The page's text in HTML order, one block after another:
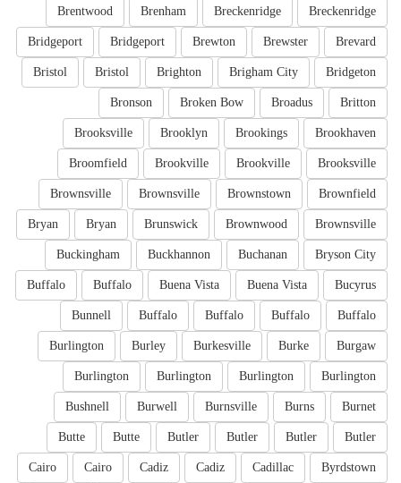
Breckenridge
Breckenridge
Brenham
Brentwood
Brevard
Brewster
Brewton
Bridgeport
Bridgeport
Bridgeton
Brigham City
Brighton
Bristol
Bristol
Britton
Broadus
Broken Bow
Bronson
Brookhaven
Brookings
Brooklyn
Brooksville
Brooksville
Brookville
Brookville
Broomfield
Brownfield
Brownstown
Brownsville
Brownsville
Brownsville
Brownwood
Brunswick
Bryan
Bryan
Bryson City
Buchanan
Buckhannon
Buckingham
Bucyrus
Buena Vista
Buena Vista
Buffalo
Buffalo
Buffalo
Buffalo
Buffalo
Buffalo
Bunnell
Burgaw
Burke
Burkesville
Burley
Burlington
Burlington
Burlington
Burlington
Burlington
Burnet
Burns
Burnsville
Burwell
Bushnell
Butler
Butler
Butler
Butler
Butte
Butte
Byrdstown
Cadillac
Cadiz
Cadiz
Cairo
Cairo